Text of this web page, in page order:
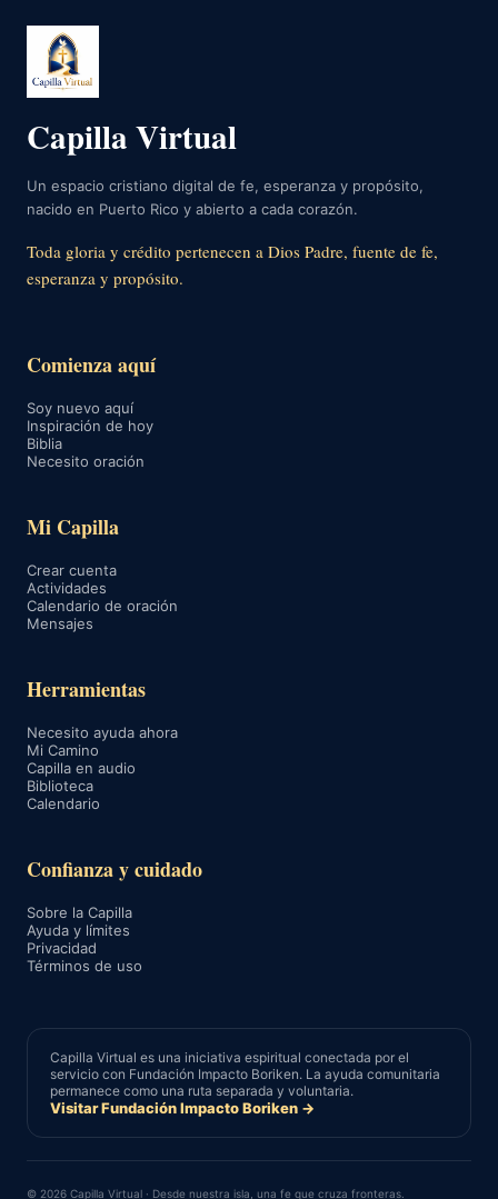
Capilla Virtual
Un espacio cristiano digital de fe, esperanza y propósito,
nacido en Puerto Rico y abierto a cada corazón.
Toda gloria y crédito pertenecen a Dios Padre, fuente de fe,
esperanza y propósito.
Comienza aquí
Soy nuevo aquí
Inspiración de hoy
Biblia
Necesito oración
Mi Capilla
Crear cuenta
Actividades
Calendario de oración
Mensajes
Herramientas
Necesito ayuda ahora
Mi Camino
Capilla en audio
Biblioteca
Calendario
Confianza y cuidado
Sobre la Capilla
Ayuda y límites
Privacidad
Términos de uso
Capilla Virtual es una iniciativa espiritual conectada por el
servicio con Fundación Impacto Boriken. La ayuda comunitaria
permanece como una ruta separada y voluntaria.
Visitar Fundación Impacto Boriken →
© 2026 Capilla Virtual · Desde nuestra isla, una fe que cruza fronteras.